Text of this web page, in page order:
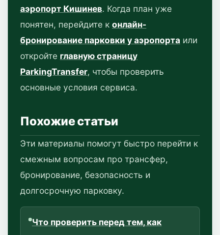
аэропорт Кишинев. Когда план уже
понятен, перейдите к онлайн-
бронирование парковки у аэропорта или
откройте главную страницу
ParkingTransfer, чтобы проверить
основные условия сервиса.
Похожие статьи
Эти материалы помогут быстро перейти к
смежным вопросам про трансфер,
бронирование, безопасность и
долгосрочную парковку.
Что проверить перед тем, как